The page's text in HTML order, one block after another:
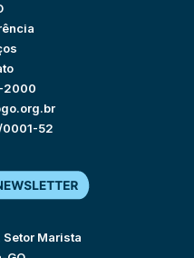
2000
52
Setor Marista